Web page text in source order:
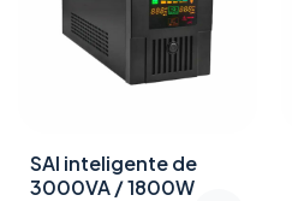
SAI inteligente de
3000VA / 1800W